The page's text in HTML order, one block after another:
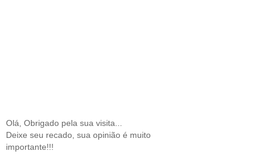
Olá, Obrigado pela sua visita...
Deixe seu recado, sua opinião é muito
importante!!!